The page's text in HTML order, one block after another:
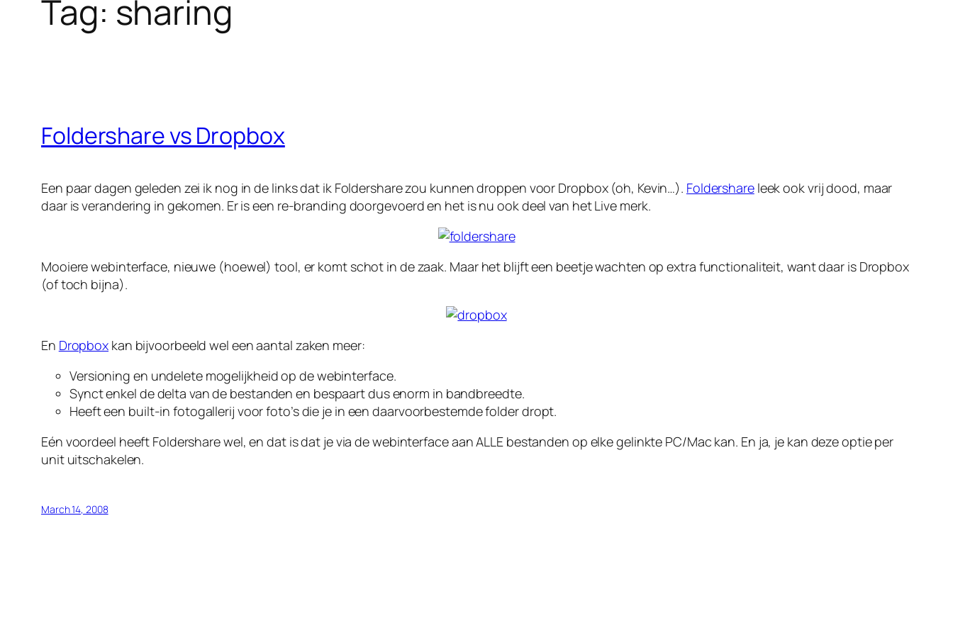
Tag: sharing
Foldershare vs Dropbox
Een paar dagen geleden zei ik nog in de links dat ik Foldershare zou kunnen droppen voor Dropbox (oh, Kevin…). Foldershareleek ook vrij dood, maar
daar is verandering in gekomen. Er is een re-branding doorgevoerd en het is nu ook deel van het Live merk.
Mooiere webinterface, nieuwe (hoewel) tool, er komt schot in de zaak. Maar het blijft een beetje wachten op extra functionaliteit, want daar is Dropbox
(of toch bijna).
En Dropbox kan bijvoorbeeld wel een aantal zaken meer:
Versioning en undelete mogelijkheid op de webinterface.
Synct enkel de delta van de bestanden en bespaart dus enorm in bandbreedte.
Heeft een built-in fotogallerij voor foto’s die je in een daarvoorbestemde folder dropt.
Eén voordeel heeft Foldershare wel, en dat is dat je via de webinterface aan ALLE bestanden op elke gelinkte PC/Mac kan. En ja, je kan deze optie per
unit uitschakelen.
March 14, 2008